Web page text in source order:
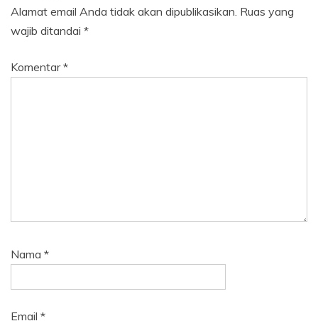
Alamat email Anda tidak akan dipublikasikan. Ruas yang
wajib ditandai *
Komentar*
Nama *
Email *